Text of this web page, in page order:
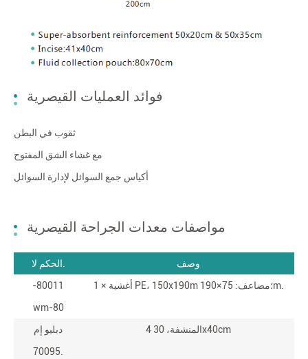
فوائد العمليات القيصرية
ثقوب في البطن
مع غشاء الشق المفتوح
أكياس جمع السوائل لإدارة السوائل
مواصفات معدات الجراحة القيصرية
الحكم لا.
وصف
-80011
wm-80
1 × أغشية PE، 150x190m ؛مضاعف: 75×190m.
دبليو إم
70095.
4 المنشفة، 30x40cm